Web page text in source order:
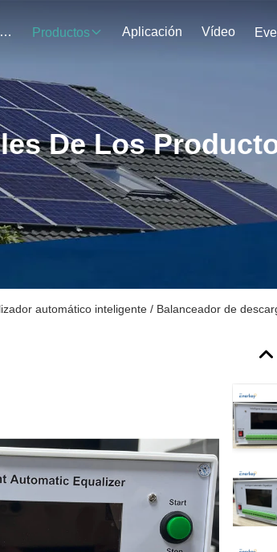
Acerca De Nosotros Productos Aplicación Vídeo
De Los
automático inteligente / Balanceador de